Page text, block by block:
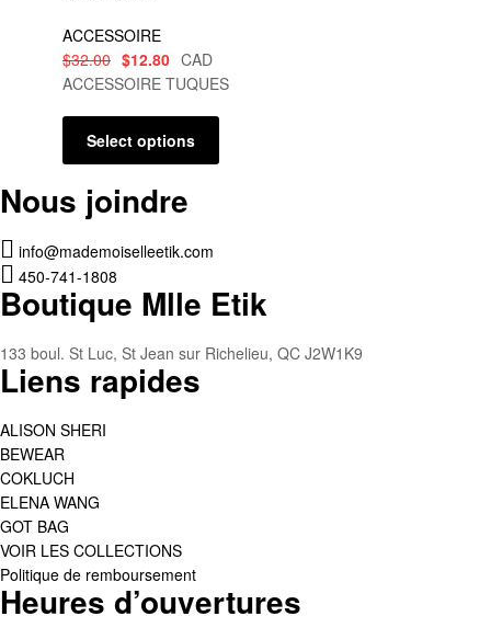
ACCESSOIRE
$32.00 $12.80 CAD
ACCESSOIRE TUQUES
Select options
Nous joindre
info@mademoiselleetik.com
450-741-1808
Boutique Mlle Etik
133 boul. St Luc, St Jean sur Richelieu, QC J2W1K9
Liens rapides
ALISON SHERI
BEWEAR
COKLUCH
ELENA WANG
GOT BAG
VOIR LES COLLECTIONS
Politique de remboursement
Heures d’ouvertures